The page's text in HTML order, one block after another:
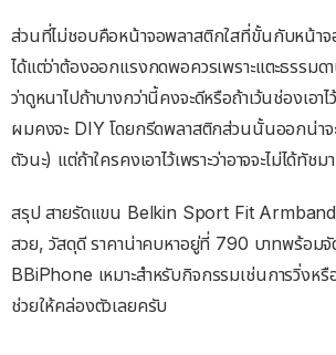
ส่วนที่ไม่ชอบคือหน้าจอพลาสติกใสที่ขั้นกับหน้าจ
ได้แต่ว่าต้องออกแรงกดพอควรเพราะแตะธรรม
ว่าดูหนาไปถ้าบางกว่านี้คงจะดีหรือถ้าเว้นช่องเอา
ผมคงจะ DIY โดยกรีดพลาสติกส่วนนั้นออกน่าจ
ตัวนะ) แต่ถ้าใครคงเอาไว้เพราะว่าอาจจะไม่ได้ทัชม
สรุป สายรัดแขน Belkin Sport Fit
สวย, วัสดุดี ราคาน่าคบหาอยู่ที่ 790 บาทพร้อมจั
BBiPhone เหมาะสำหรับกิจกรรมเช่นการวิ่งห
ช่วยให้คล่องตัวเลยครับ